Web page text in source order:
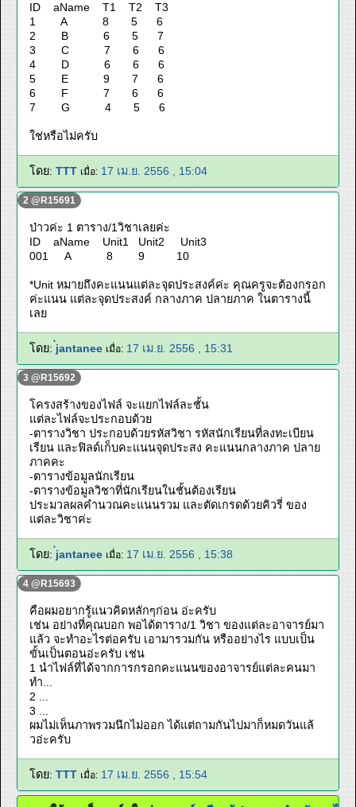
ID aName T1 T2 T3
1 A 8 5 6
2 B 6 5 7
3 C 7 6 6
4 D 6 6 6
5 E 9 7 6
6 F 7 6 6
7 G 4 5 6
ใช่หรือไม่ครับ
โดย: TTT เมื่อ: 17 เม.ย. 2556 , 15:04
2 @R15691
ป่าวค่ะ 1 ตาราง/1วิชาเลยค่ะ
ID aName Unit1 Unit2 Unit3
001 A 8 9 10
*Unit หมายถึงคะแนนแต่ละจุดประสงค์ค่ะ คุณครูจะต้องกรอก
ค่ะแนน แต่ละจุดประสงค์ กลางภาค ปลายภาค ในตารางนี้
เลย
โดย: ่jantanee เมื่อ: 17 เม.ย. 2556 , 15:31
3 @R15692
โครงสร้างของไฟล์ จะแยกไฟล์ละชั้น
แต่ละไฟล์จะประกอบด้วย
-ตารางวิชา ประกอบด้วยรหัสวิชา รหัสนักเรียนที่ลงทะเบียน
เรียน และฟิลด์เก็บคะแนนจุดประสง คะแนนกลางภาค ปลาย
ภาคคะ
-ตารางข้อมูลนักเรียน
-ตารางข้อมูลวิชาที่นักเรียนในชั้นต้องเรียน
ประมวลผลคำนวณคะแนนรวม และตัดเกรดด้วยคิวรี่ ของ
แต่ละวิชาค่ะ
โดย: ่jantanee เมื่อ: 17 เม.ย. 2556 , 15:38
4 @R15693
คือผมอยากรู้แนวคิดหลักๆก่อน อ่ะครับ
เช่น อย่างที่คุณบอก พอได้ตาราง/1 วิชา ของแต่ละอาจารย์มา
แล้ว จะทำอะไรต่อครับ เอามารวมกัน หรืออย่างไร แบบเป็น
ขั้นเป็นตอนอ่ะครับ เช่น
1 นำไฟล์ที่ได้จากการกรอกคะแนนของอาจารย์แต่ละคนมา
ทำ...
2 ...
3 ...
ผมไม่เห็นภาพรวมนึกไม่ออก ได้แต่ถามกันไปมาก็หมดวันแล้
วอ่ะครับ
โดย: TTT เมื่อ: 17 เม.ย. 2556 , 15:54